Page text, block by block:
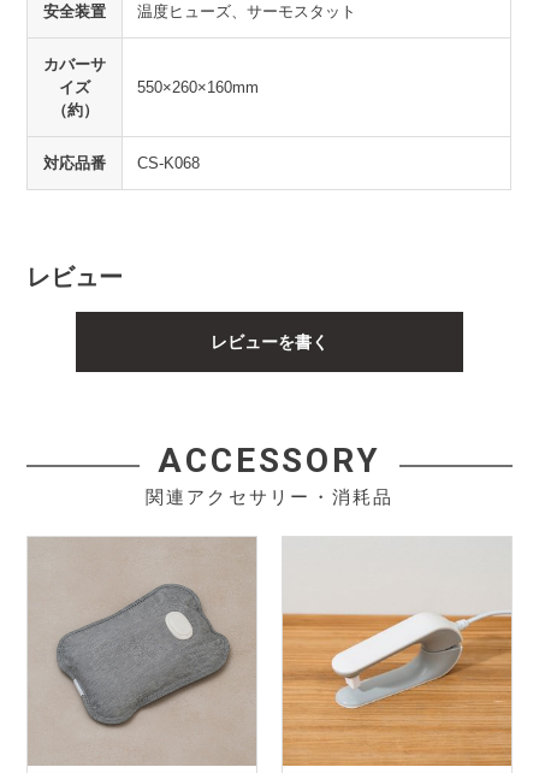
安全装置 温度ヒューズ、サーモスタット
カバーサ
イズ
（約）
550×260×160mm
対応品番 CS-K068
レビュー
レビューを書く
ACCESSORY
関連アクセサリー・消耗品